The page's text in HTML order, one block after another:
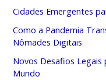
Cidades Emergentes
Como a Pandemia
Nômades Digitais
Novos Desafios
Mundo